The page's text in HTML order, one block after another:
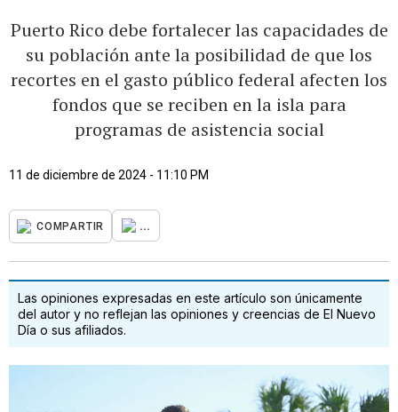
Puerto Rico debe fortalecer las capacidades de
su población ante la posibilidad de que los
recortes en el gasto público federal afecten los
fondos que se reciben en la isla para
programas de asistencia social
11 de diciembre de 2024 - 11:10 PM
COMPARTIR ...
Las opiniones expresadas en este artículo son únicamente
del autor y no reflejan las opiniones y creencias de El Nuevo
Día o sus afiliados.